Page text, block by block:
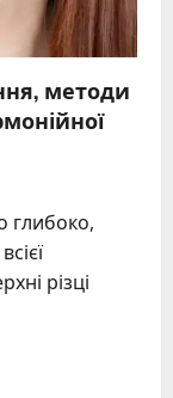
методи
глибоко,
різці